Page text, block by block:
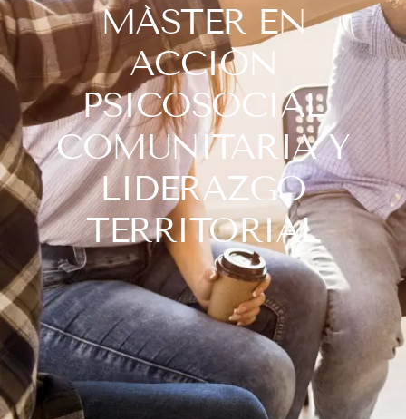
MÁSTER EN
ACCIÓN
PSICOSOCIAL
COMUNITARIA Y
LIDERAZGO
TERRITORIAL